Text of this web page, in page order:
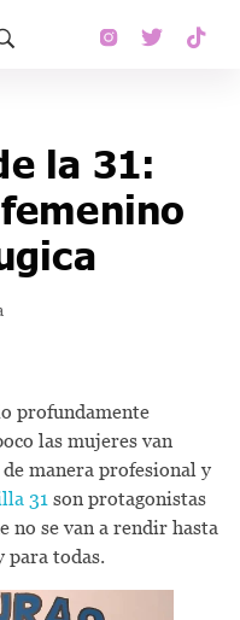
la 31:
profundamente
las mujeres van
manera profesional y
31 son protagonistas
no se van a rendir hasta
para todas.